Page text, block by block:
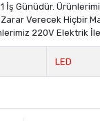
İş Günüdür.
Verecek Hiçbir
220V Elektrik
LED